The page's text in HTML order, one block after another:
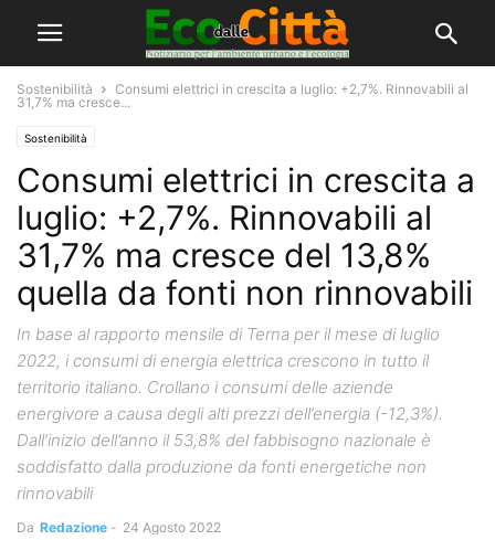
Sostenibilità
Consumi elettrici in crescita a luglio: +2,7%. Rinnovabili al
31,7% ma cresce...
Sostenibilità
Consumi elettrici in crescita a
luglio: +2,7%. Rinnovabili al
31,7% ma cresce del 13,8%
quella da fonti non rinnovabili
In base al rapporto mensile di Terna per il mese di luglio
2022, i consumi di energia elettrica crescono in tutto il
territorio italiano. Crollano i consumi delle aziende
energivore a causa degli alti prezzi dell’energia (-12,3%).
Dall’inizio dell’anno il 53,8% del fabbisogno nazionale è
soddisfatto dalla produzione da fonti energetiche non
rinnovabili
Da Redazione - 24 Agosto 2022